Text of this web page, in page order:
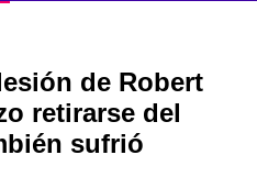
de Robert
retirarse del
sufrió